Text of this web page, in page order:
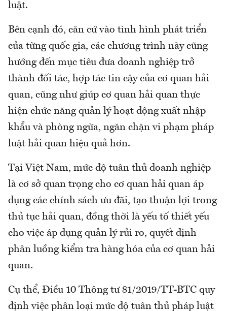
luật.
Bên cạnh đó, căn cứ vào tình hình phát triển
của từng quốc gia, các chương trình này cũng
hướng đến mục tiêu đưa doanh nghiệp trở
thành đối tác, hợp tác tin cậy của cơ quan hải
quan, cũng như giúp cơ quan hải quan thực
hiện chức năng quản lý hoạt động xuất nhập
khẩu và phòng ngừa, ngăn chặn vi phạm pháp
luật hải quan hiệu quả hơn.
Tại Việt Nam, mức độ tuân thủ doanh nghiệp
là cơ sở quan trọng cho cơ quan hải quan áp
dụng các chính sách ưu đãi, tạo thuận lợi trong
thủ tục hải quan, đồng thời là yếu tố thiết yếu
cho việc áp dụng quản lý rủi ro, quyết định
phân luồng kiểm tra hàng hóa của cơ quan hải
quan.
Cụ thể, Điều 10 Thông tư 81/2019/TT-BTC quy
định việc phân loại mức độ tuân thủ pháp luật